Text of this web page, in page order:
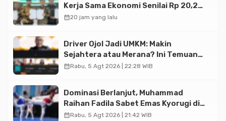
Kerja Sama Ekonomi Senilai Rp 20,2
Triliun
calendar_month20 jam yang lalu
Driver Ojol Jadi UMKM: Makin
Sejahtera atau Merana? Ini Temuan
Diskusi Paramadina
calendar_monthRabu, 5 Agt 2026 | 22:28 WIB
Dominasi Berlanjut, Muhammad
Raihan Fadila Sabet Emas Kyorugi di
Asian Taekwondo Indonesia Open
calendar_monthRabu, 5 Agt 2026 | 21:42 WIB